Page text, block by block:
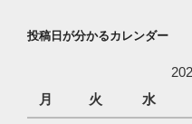
投稿日が分かるカレンダー
月
火 水